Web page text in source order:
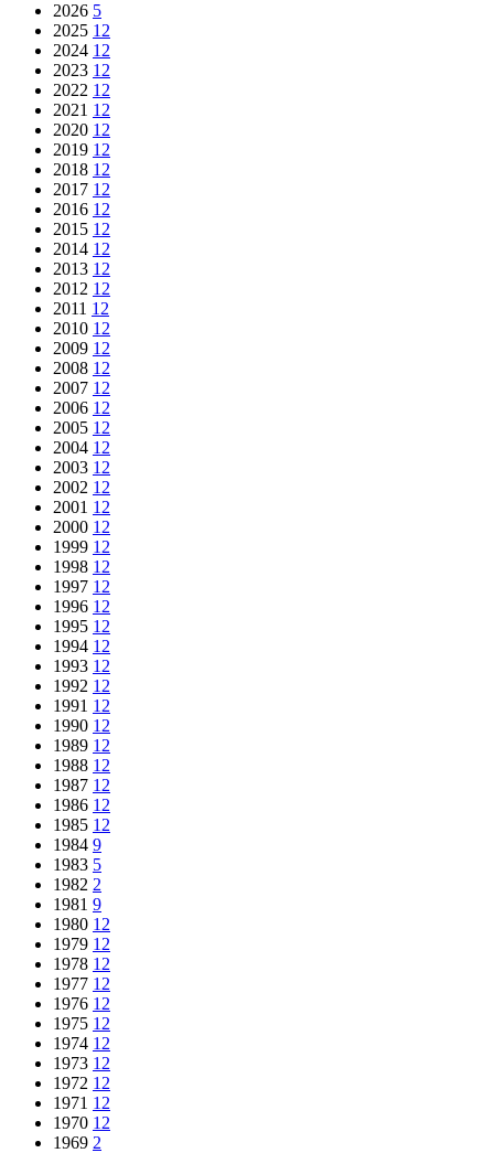
2026 5
2025 12
2024 12
2023 12
2022 12
2021 12
2020 12
2019 12
2018 12
2017 12
2016 12
2015 12
2014 12
2013 12
2012 12
2011 12
2010 12
2009 12
2008 12
2007 12
2006 12
2005 12
2004 12
2003 12
2002 12
2001 12
2000 12
1999 12
1998 12
1997 12
1996 12
1995 12
1994 12
1993 12
1992 12
1991 12
1990 12
1989 12
1988 12
1987 12
1986 12
1985 12
1984 9
1983 5
1982 2
1981 9
1980 12
1979 12
1978 12
1977 12
1976 12
1975 12
1974 12
1973 12
1972 12
1971 12
1970 12
1969 2